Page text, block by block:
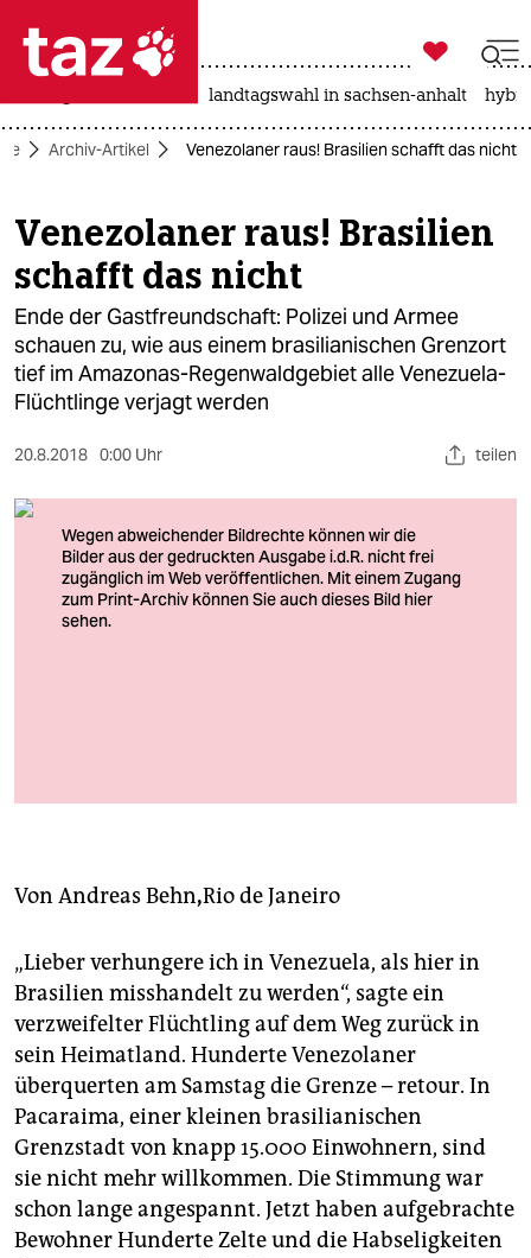
 taz zahl ich
taz zahl ich
themen
politik
öko
gesellschaft
berlin
nord
abo
genossenschaft
epaper login

taz zahl ich
landtagswahl in sachsen-anhalt
Archiv-Artikel Venezolaner raus! Brasilien schafft das nicht
Venezolaner raus! Brasilien
schafft das nicht
Ende der Gastfreundschaft: Polizei und Armee
schauen zu, wie aus einem brasilianischen Grenzort
tief im Amazonas-Regenwaldgebiet alle Venezuela-
Flüchtlinge verjagt werden
20.8.2018 0:00 Uhr teilen
Von Andreas Behn,Rio de Janeiro
„Lieber verhungere ich in Venezuela, als hier in
Brasilien misshandelt zu werden“, sagte ein
verzweifelter Flüchtling auf dem Weg zurück in
sein Heimatland. Hunderte Venezolaner
überquerten am Samstag die Grenze – retour. In
Pacaraima, einer kleinen brasilianischen
Grenzstadt von knapp 15.000 Einwohnern, sind
sie nicht mehr willkommen. Die Stimmung war
schon lange angespannt. Jetzt haben aufgebrachte
Bewohner Hunderte Zelte und die Habseligkeiten